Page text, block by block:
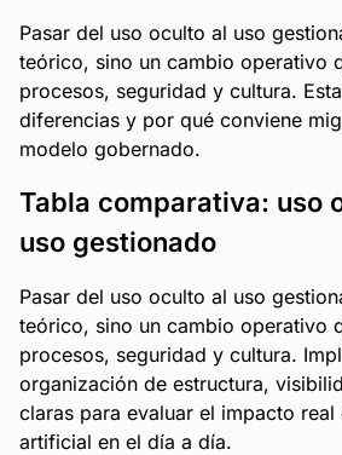
Pasar del uso oculto al uso
teórico, sino un cambio operativo
procesos, seguridad y cultura.
diferencias y por qué conviene
modelo gobernado.
Tabla comparativa: uso
uso gestionado
Pasar del uso oculto al uso
teórico, sino un cambio operativo
procesos, seguridad y cultura.
organización de estructura,
claras para evaluar el impacto real
artificial en el día a día.